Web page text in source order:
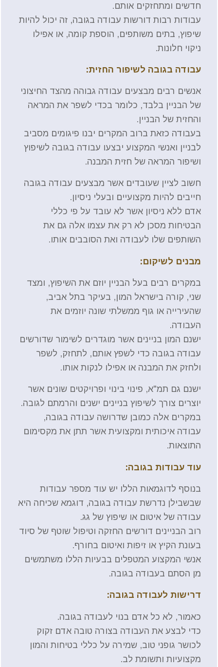
חדשים ומתחזקים אותם.
עבודות רבות דורשות עבודה בגובה, זה יכול להיות
שיפוץ, בתים משותפים, הוספת קומה, או אפילו
ניקוי חלונות.
עבודה בגובה לשיפור החזית:
אנשים רבים מבצעים עבודה גבוהה מהצד החיצוני
של הבניין בלבד, כלומר בכדי לשפר את המראה
והחזית של הבניין.
בעבודה כזאת ברוב המקרים יבנו פיגומים מסביב
לבניין ואנשי המקצוע יבצעו עבודה בגובה לשיפוץ
ושיפור המראה של חזית המבנה.
חשוב לציין שעובדים אשר מבצעים עבודה בגובה
חייבים להיות מקצועיים ובעלי ניסיון.
אדם ללא ניסיון אשר לא עובד על פי כללי
הבטיחות מסכן לא רק את עצמו אלה גם את
השותפים שלו לעבודה ואת הסובבים אותו.
מבנים לשיקום:
במקרים רבים בעל הבניין יוזם את השיפוץ, ומצד
שני, קורה בישראל המון, בעיקר בתל אביב,
שהעירייה או גוף ממשלתי שונה יוזמים את
העבודה.
ישנם המון בניינים אשר מוגדרים לשימור שדורשים
עבודה בגובה כדי לשפץ אותם, לתחזק, לשפר
ולחזק את המבנה או אפילו לנקות אותו.
ישנם גם תמ"א, פינוי בינוי ופרויקטים שונים אשר
יוצרים צורך לשיפוץ בניינים ישנים והרמתם לגובה.
במקרים אלה כמובן שדרושה עבודה בגובה,
עבודה איכותית ומקצועית אשר תתן את מקסימום
התוצאות.
עוד עבודות בגובה:
בנוסף לדוגמאות הללו יש עוד מספר עבודות
שבשבילן נדרשת עבודה בגובה, דוגמא שכיחה היא
עבודה של איטום או שיפוץ של גג.
רוב הבניינים דורשים החזקה וטיפול שוטף של סיוד
בעונת הקיץ או זיפות ואיטום בחורף.
אנשי המקצוע המטפלים בבעיות הללו משתמשים
מן הסתם בעבודה בגובה.
דרישות לעבודה בגובה:
כאמור, לא כל אדם בנוי לעבודה בגובה.
כדי לבצע את העבודה בצורה טובה אדם זקוק
לכושר גופני טוב, שמירה על כללי בטיחות והמון
מקצועיות ותשומת לב.